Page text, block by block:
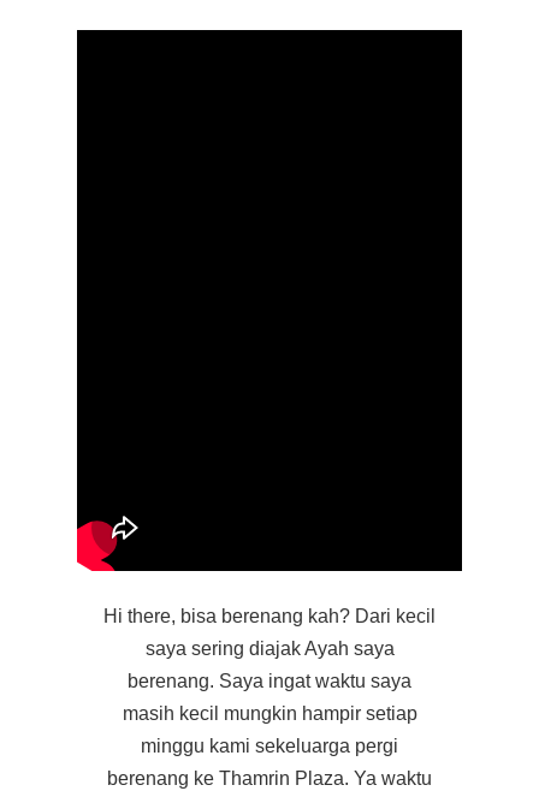
Hi there, bisa berenang kah? Dari kecil
saya sering diajak Ayah saya
berenang. Saya ingat waktu saya
masih kecil mungkin hampir setiap
minggu kami sekeluarga pergi
berenang ke Thamrin Plaza. Ya waktu